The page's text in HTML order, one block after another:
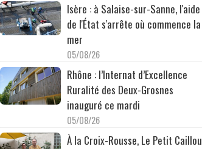
Isère : à Salaise-sur-Sanne, l'aide
de l'État s'arrête où commence la
mer
05/08/26
Rhône : l’Internat d’Excellence
Ruralité des Deux-Grosnes
inauguré ce mardi
05/08/26
À la Croix-Rousse, Le Petit Caillou